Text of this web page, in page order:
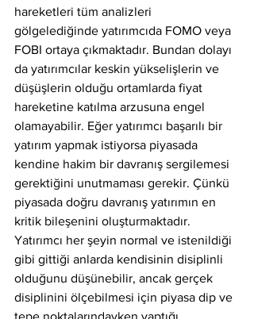
hareketleri tüm analizleri
gölgelediğinde yatırımcıda FOMO veya
FOBI ortaya çıkmaktadır. Bundan dolayı
da yatırımcılar keskin yükselişlerin ve
düşüşlerin olduğu ortamlarda fiyat
hareketine katılma arzusuna engel
olamayabilir. Eğer yatırımcı başarılı bir
yatırım yapmak istiyorsa piyasada
kendine hakim bir davranış sergilemesi
gerektiğini unutmaması gerekir. Çünkü
piyasada doğru davranış yatırımın en
kritik bileşenini oluşturmaktadır.
Yatırımcı her şeyin normal ve istenildiği
gibi gittiği anlarda kendisinin disiplinli
olduğunu düşünebilir, ancak gerçek
disiplinini ölçebilmesi için piyasa dip ve
tepe noktalarındayken yaptığı